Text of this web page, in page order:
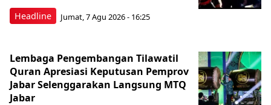
Headline Jumat, 7 Agu 2026 - 16:25
Lembaga Pengembangan Tilawatil
Quran Apresiasi Keputusan Pemprov
Jabar Selenggarakan Langsung MTQ
Jabar